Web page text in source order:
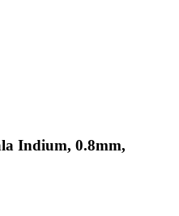
Indium, 0.8mm,